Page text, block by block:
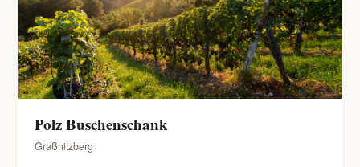
Polz Buschenschank
Graßnitzberg